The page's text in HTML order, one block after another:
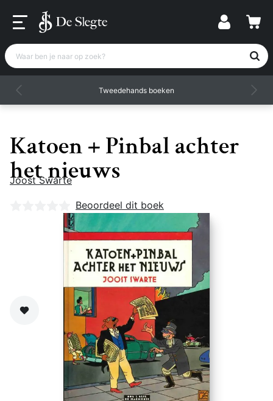
Waar ben je naar op zoek?
Tweedehands boeken
Katoen + Pinbal achter
het nieuws
Joost Swarte
Nog geen beoordelingen
Beoordeel dit boek
Zet op verlanglijst